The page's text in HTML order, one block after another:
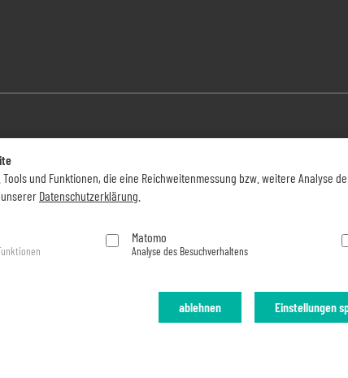
und Funktionen, die eine Reichweitenmessung bzw. weitere Analyse
Datenschutzerklärung
Matomo
Analyse des Besuchverhaltens
Einstellungen
ablehnen